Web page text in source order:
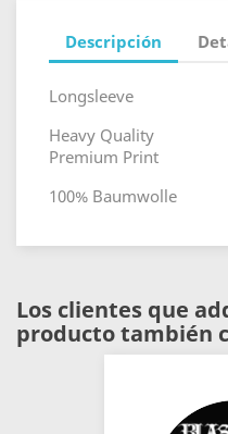
Descripción
Longsleeve
Heavy Quality
Premium Print
100% Baumwolle
Los clientes que
producto también